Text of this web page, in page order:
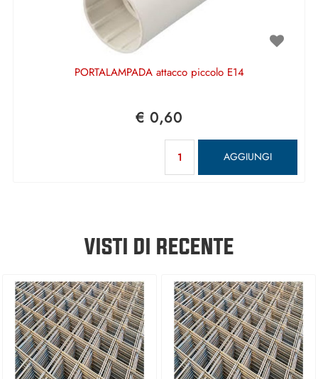
PORTALAMPADA attacco piccolo E14
€ 0,60
AGGIUNGI
VISTI DI RECENTE